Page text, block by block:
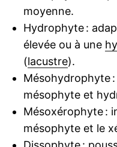
moyenne.
Hydrophyte :
élevée ou à une
(lacustre).
Mésohydrophyte
mésophyte et
Mésoxérophyte :
mésophyte et le